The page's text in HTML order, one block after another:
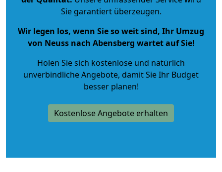
Sie garantiert überzeugen.
Wir legen los, wenn Sie so weit sind, Ihr Umzug
von Neuss nach Abensberg wartet auf Sie!
Holen Sie sich kostenlose und natürlich
unverbindliche Angebote, damit Sie Ihr Budget
besser planen!
Kostenlose Angebote erhalten